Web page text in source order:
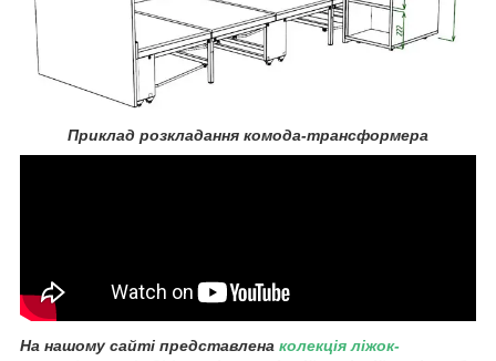
Приклад розкладання комода-трансформера
На нашому сайті представлена колекція ліжок-